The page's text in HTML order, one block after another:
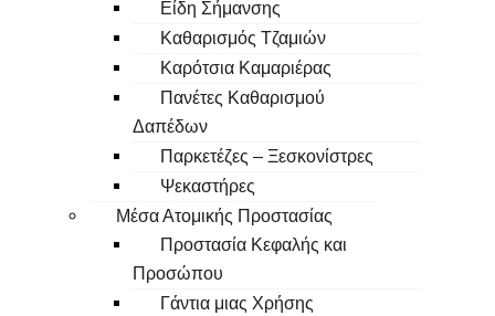
Είδη Σήμανσης
Καθαρισμός Τζαμιών
Καρότσια Καμαριέρας
Πανέτες Καθαρισμού
Δαπέδων
Παρκετέζες – Ξεσκονίστρες
Ψεκαστήρες
Μέσα Ατομικής Προστασίας
Προστασία Κεφαλής και
Προσώπου
Γάντια μιας Χρήσης